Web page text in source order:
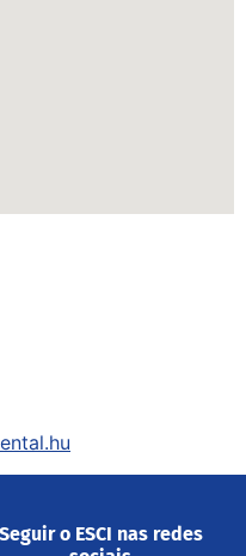
Seguir o ESCI nas redes